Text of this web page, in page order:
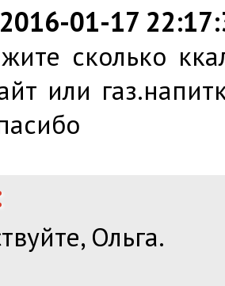
01-17
сколько
или
Ольга.